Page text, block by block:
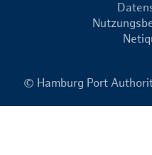
© Hamburg Port